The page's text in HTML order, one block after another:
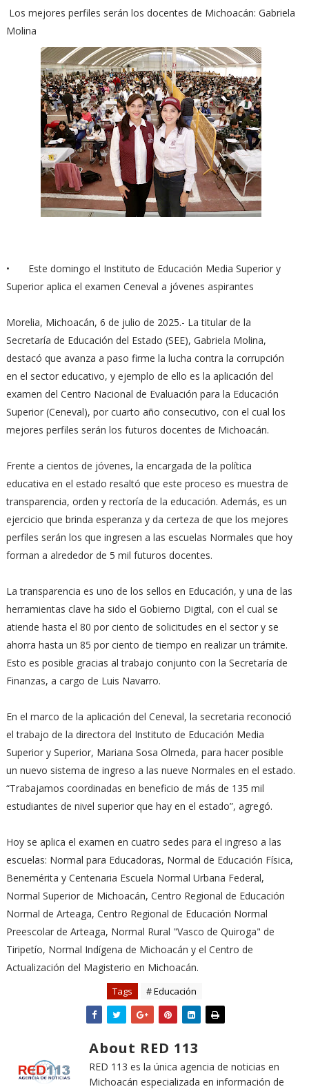
Los mejores perfiles serán los docentes de Michoacán: Gabriela
Molina
•
Este domingo el Instituto de Educación Media Superior y
Superior aplica el examen Ceneval a jóvenes aspirantes
Morelia, Michoacán, 6 de julio de 2025.- La titular de la
Secretaría de Educación del Estado (SEE), Gabriela Molina,
destacó que avanza a paso firme la lucha contra la corrupción
en el sector educativo, y ejemplo de ello es la aplicación del
examen del Centro Nacional de Evaluación para la Educación
Superior (Ceneval), por cuarto año consecutivo, con el cual los
mejores perfiles serán los futuros docentes de Michoacán.
Frente a cientos de jóvenes, la encargada de la política
educativa en el estado resaltó que este proceso es muestra de
transparencia, orden y rectoría de la educación. Además, es un
ejercicio que brinda esperanza y da certeza de que los mejores
perfiles serán los que ingresen a las escuelas Normales que hoy
forman a alrededor de 5 mil futuros docentes.
La transparencia es uno de los sellos en Educación, y una de las
herramientas clave ha sido el Gobierno Digital, con el cual se
atiende hasta el 80 por ciento de solicitudes en el sector y se
ahorra hasta un 85 por ciento de tiempo en realizar un trámite.
Esto es posible gracias al trabajo conjunto con la Secretaría de
Finanzas, a cargo de Luis Navarro.
En el marco de la aplicación del Ceneval, la secretaria reconoció
el trabajo de la directora del Instituto de Educación Media
Superior y Superior, Mariana Sosa Olmeda, para hacer posible
un nuevo sistema de ingreso a las nueve Normales en el estado.
“Trabajamos coordinadas en beneficio de más de 135 mil
estudiantes de nivel superior que hay en el estado”, agregó.
Hoy se aplica el examen en cuatro sedes para el ingreso a las
escuelas: Normal para Educadoras, Normal de Educación Física,
Benemérita y Centenaria Escuela Normal Urbana Federal,
Normal Superior de Michoacán, Centro Regional de Educación
Normal de Arteaga, Centro Regional de Educación Normal
Preescolar de Arteaga, Normal Rural "Vasco de Quiroga" de
Tiripetío, Normal Indígena de Michoacán y el Centro de
Actualización del Magisterio en Michoacán.
Tags # Educación
About RED 113
RED 113 es la única agencia de noticias en
Michoacán especializada en información de